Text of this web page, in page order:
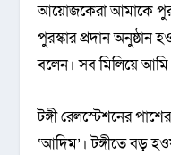
আয়োজকেরা আমাকে
পুরস্কার প্রদান
বলেন। সব মিলিয়ে
টঙ্গী রেলস্টেশনের
‘আদিম’। টঙ্গীতে বড়